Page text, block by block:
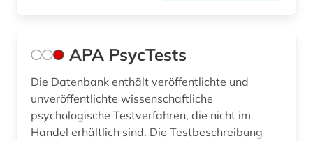
französische revolution (1)
frauen (1)
frauen- und geschlechterforschung (1)
APA PsycTests
Die Datenbank enthält veröffentlichte und
unveröffentlichte wissenschaftliche
psychologische Testverfahren, die nicht im
Handel erhältlich sind. Die Testbeschreibung